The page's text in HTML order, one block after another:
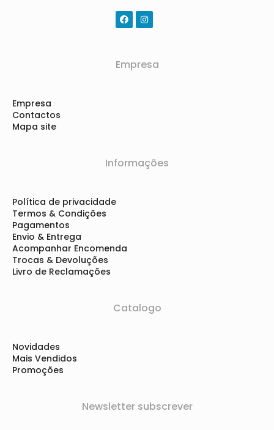
Empresa
Empresa
Contactos
Mapa site
Informações
Política de privacidade
Termos & Condições
Pagamentos
Envio & Entrega
Acompanhar Encomenda
Trocas & Devoluções
Livro de Reclamações
Catalogo
Novidades
Mais Vendidos
Promoções
Newsletter subscrever